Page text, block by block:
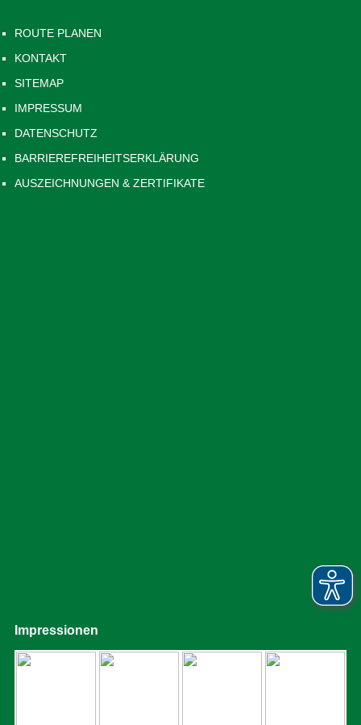
ROUTE PLANEN
KONTAKT
SITEMAP
IMPRESSUM
DATENSCHUTZ
BARRIEREFREIHEITSERKLÄRUNG
AUSZEICHNUNGEN & ZERTIFIKATE
Impressionen